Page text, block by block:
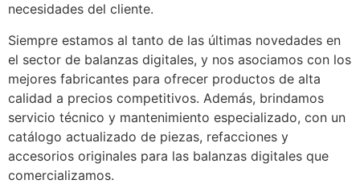
necesidades del cliente.
Siempre estamos al tanto de las últimas novedades en
el sector de balanzas digitales, y nos asociamos con los
mejores fabricantes para ofrecer productos de alta
calidad a precios competitivos. Además, brindamos
servicio técnico y mantenimiento especializado, con un
catálogo actualizado de piezas, refacciones y
accesorios originales para las balanzas digitales que
comercializamos.